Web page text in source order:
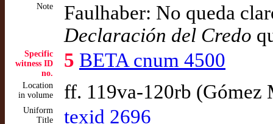
Note
Faulhaber: No queda
Declaración del Credo
Specific
witness ID
no.
5 BETA cnum 4500
Location
in volume
ff. 119va-120rb (Gómez
Uniform
Title
texid 2696